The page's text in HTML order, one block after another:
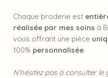
Chaque broderie est
réalisée par mes soins à
vous offrant une pièce
100% personnalisée.
N'hésitez pas à consulter le